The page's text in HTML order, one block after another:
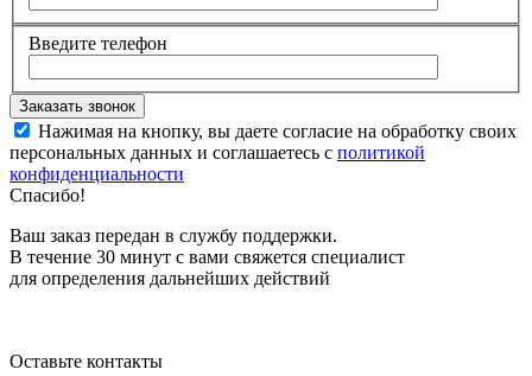
Введите телефон
Нажимая на кнопку, вы даете согласие на обработку своих
персональных данных и соглашаетесь с политикой
конфиденциальности
Спасибо!
Ваш заказ передан в службу поддержки.
В течение 30 минут с вами свяжется специалист
для определения дальнейших действий
Оставьте контакты